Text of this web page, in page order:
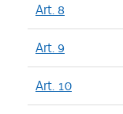
Art. 8
Art. 9
Art. 10